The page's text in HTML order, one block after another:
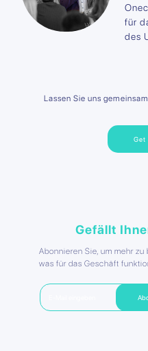
für
des
Lassen Sie uns
Get
Gefällt
Abonnieren Sie, um mehr
was für das Geschäft